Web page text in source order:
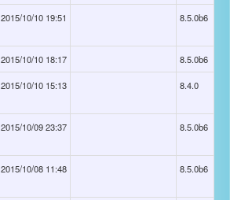
2015/10/10 19:51 8.5.0b6
2015/10/10 18:17 8.5.0b6
2015/10/10 15:13 8.4.0
2015/10/09 23:37 8.5.0b6
2015/10/08 11:48 8.5.0b6